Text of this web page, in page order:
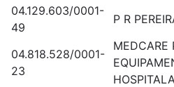
04.129.603/0001-
49
P R
04.818.528/0001-
23
MEDCARE